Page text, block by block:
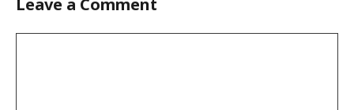
Leave a Comment